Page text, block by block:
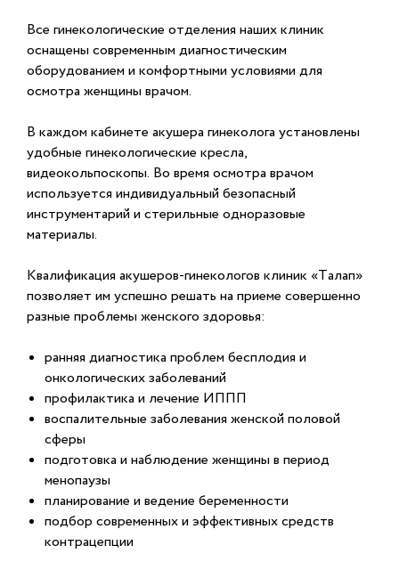
Все гинекологические отделения наших клиник
оснащены современным диагностическим
оборудованием и комфортными условиями для
осмотра женщины врачом.
В каждом кабинете акушера гинеколога установлены
удобные гинекологические кресла,
видеокольпоскопы. Во время осмотра врачом
используется индивидуальный безопасный
инструментарий и стерильные одноразовые
материалы.
Квалификация акушеров-гинекологов клиник «Талап»
позволяет им успешно решать на приеме совершенно
разные проблемы женского здоровья:
ранняя диагностика проблем бесплодия и
онкологических заболеваний
профилактика и лечение ИППП
воспалительные заболевания женской половой
сферы
подготовка и наблюдение женщины в период
менопаузы
планирование и ведение беременности
подбор современных и эффективных средств
контрацепции